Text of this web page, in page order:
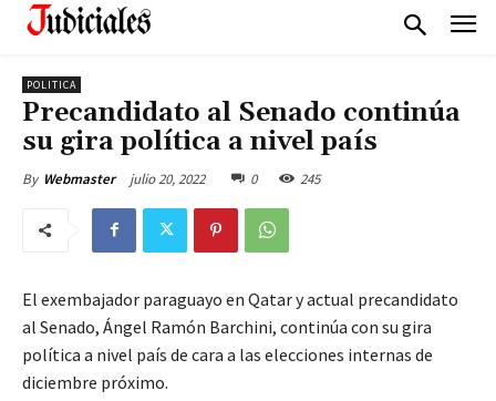
POLITICA
Precandidato al Senado continúa
su gira política a nivel país
By Webmaster julio 20, 2022 0 245
El exembajador paraguayo en Qatar y actual precandidato
al Senado, Ángel Ramón Barchini, continúa con su gira
política a nivel país de cara a las elecciones internas de
diciembre próximo.